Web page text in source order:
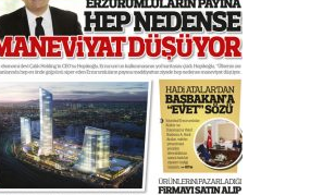
Yılmaz
DEĞİL, BİR ÖMÜR
“NEDEN
ÜNİVERSİTESİ?”
2026 Salı
Gökhan YAZICI
Yesevi’den bir Alperen…
idi… Hakka yürüdü.!
Perşembe